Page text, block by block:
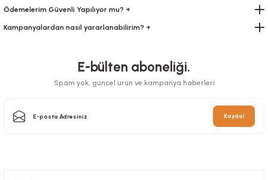
Yemek Seti 6 Lı Lüks Çtl,Bçk,Pçte,Kol.Mendil,Kürd 100 pkt
Ödemelerim Güvenli Yapılıyor mu? +
Kampanyalardan nasıl yararlanabilirim? +
E-bülten aboneliği.
Spam yok, güncel ürün ve kampanya haberleri
Kaydol